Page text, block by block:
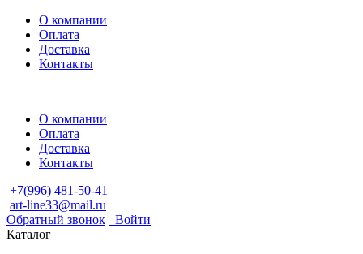
О компании
Оплата
Доставка
Контакты
О компании
Оплата
Доставка
Контакты
+7(996) 481-50-41
art-line33@mail.ru
Обратный звонок
Войти
Каталог